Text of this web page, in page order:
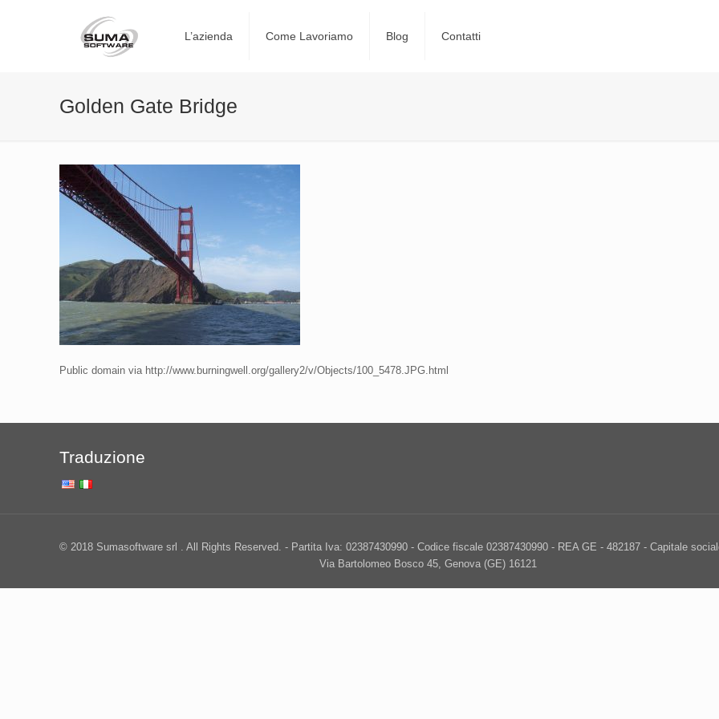
L’azienda Come Lavoriamo Blog Contatti
Golden Gate Bridge
Public domain via http://www.burningwell.org/gallery2/v/Objects/100_5478.JPG.html
Traduzione
© 2018 Sumasoftware srl . All Rights Reserved. - Partita Iva: 02387430990 - Codice fiscale 02387430990 - REA GE - 482187 - Capitale
Via Bartolomeo Bosco 45, Genova (GE) 16121